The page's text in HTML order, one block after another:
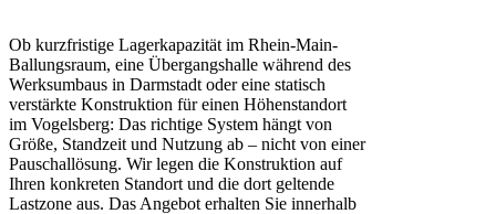
Ob kurzfristige Lagerkapazität im Rhein-Main-
Ballungsraum, eine Übergangshalle während des
Werksumbaus in Darmstadt oder eine statisch
verstärkte Konstruktion für einen Höhenstandort
im Vogelsberg: Das richtige System hängt von
Größe, Standzeit und Nutzung ab – nicht von einer
Pauschallösung. Wir legen die Konstruktion auf
Ihren konkreten Standort und die dort geltende
Lastzone aus. Das Angebot erhalten Sie innerhalb